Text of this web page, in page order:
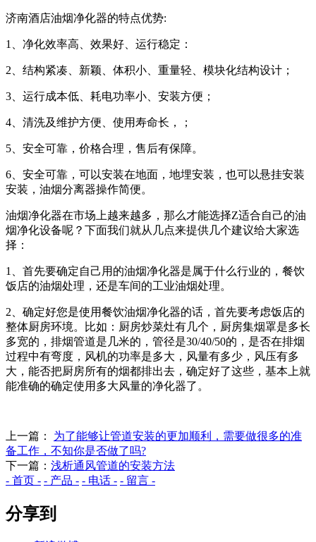
济南酒店油烟净化器的特点优势:
1、净化效率高、效果好、运行稳定：
2、结构紧凑、新颖、体积小、重量轻、模块化结构设计；
3、运行成本低、耗电功率小、安装方便；
4、清洗及维护方便、使用寿命长，；
5、安全可靠，价格合理，售后有保障。
6、安全可靠，可以安装在地面，地埋安装，也可以悬挂安装
安装，油烟分离器操作简便。
油烟净化器在市场上越来越多，那么才能选择Z适合自己的油
烟净化设备呢？下面我们就从几点来提供几个建议给大家选
择：
1、首先要确定自己用的油烟净化器是属于什么行业的，餐饮
饭店的油烟处理，还是车间的工业油烟处理。
2、确定好您是使用餐饮油烟净化器的话，首先要考虑饭店的
整体厨房环境。比如：厨房炒菜灶有几个，厨房集烟罩是多长
多宽的，排烟管道是几米的，管径是30/40/50的，是否在排烟
过程中有弯度，风机的功率是多大，风量有多少，风压有多
大，能否把厨房所有的烟都排出去，确定好了这些，基本上就
能准确的确定使用多大风量的净化器了。
上一篇：
为了能够让管道安装的更加顺利，需要做很多的准
备工作，不知你是否做了吗?
下一篇： 浅析通风管道的安装方法
- 首页 - - 产品 - - 电话 - - 留言 -
分享到